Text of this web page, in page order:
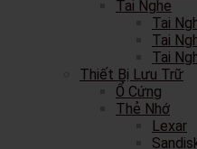
Tai Nghe
Tai
Tai
Tai
Thiết Bị Lưu Trữ
Ổ Cứng
Thẻ Nhớ
Lexar